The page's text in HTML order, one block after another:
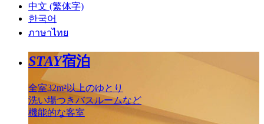
中文 (繁体字)
한국어
ภาษาไทย
STAY宿泊
全室32m²以上のゆとり
洗い場つきバスルームなど
機能的な客室